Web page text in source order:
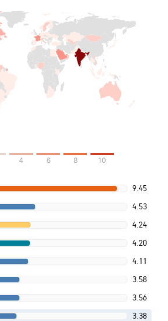
4 6 8 10
9.45
4.53
4.24
4.20
4.11
3.58
3.56
3.38